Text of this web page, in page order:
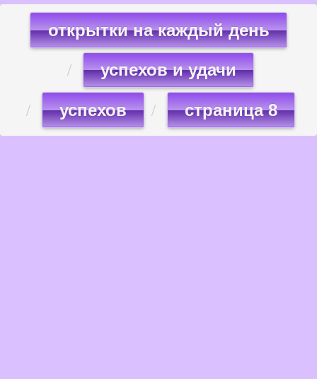
открытки на каждый день
успехов и удачи
успехов страница 8